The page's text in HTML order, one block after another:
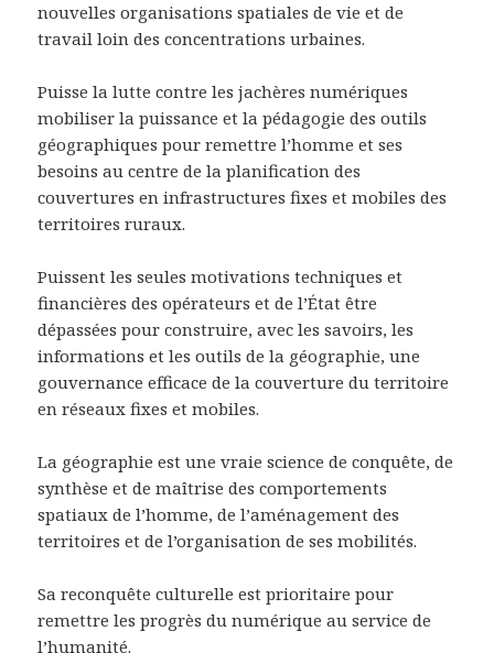
nouvelles organisations spatiales de vie et de
travail loin des concentrations urbaines.
Puisse la lutte contre les jachères numériques
mobiliser la puissance et la pédagogie des outils
géographiques pour remettre l’homme et ses
besoins au centre de la planification des
couvertures en infrastructures fixes et mobiles des
territoires ruraux.
Puissent les seules motivations techniques et
financières des opérateurs et de l’État être
dépassées pour construire, avec les savoirs, les
informations et les outils de la géographie, une
gouvernance efficace de la couverture du territoire
en réseaux fixes et mobiles.
La géographie est une vraie science de conquête, de
synthèse et de maîtrise des comportements
spatiaux de l’homme, de l’aménagement des
territoires et de l’organisation de ses mobilités.
Sa reconquête culturelle est prioritaire pour
remettre les progrès du numérique au service de
l’humanité.